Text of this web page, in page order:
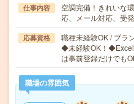
仕事内容
空調完備！きれいな
応、メール対応、受
応募資格
職種未経験OK / ブラ
◆未経験OK！◆Excel
は事前登録だけでも
職場の雰囲気